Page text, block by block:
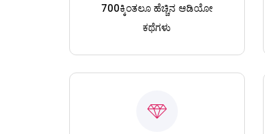
700ಕ್ಕಿಂತಲೂ ಹೆಚ್ಚಿನ ಆಡಿಯೋ
ಕಥೆಗಳು